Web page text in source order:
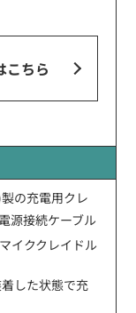
こちら
の充電用クレ
源接続ケーブル
イククレイドル
した状態で充